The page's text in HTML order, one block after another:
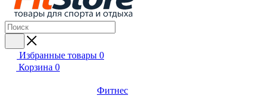
Избранные товары 0
Корзина 0
Фитнес